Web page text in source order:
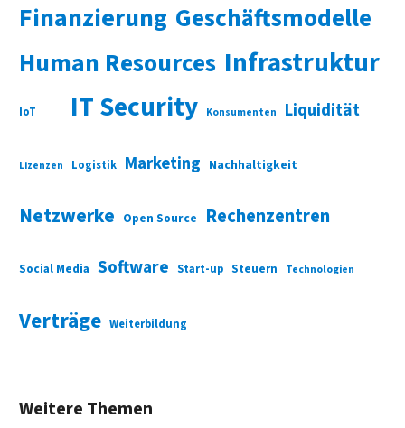
Finanzierung Geschäftsmodelle
Human Resources Infrastruktur
IoT IT Security Konsumenten Liquidität
Lizenzen Logistik Marketing Nachhaltigkeit
Netzwerke Open Source Rechenzentren
Social Media Software Start-up Steuern Technologien
Verträge Weiterbildung
Weitere Themen